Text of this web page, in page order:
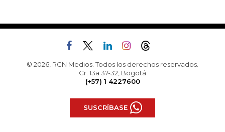
© 2026, RCN Medios. Todos los derechos reservados.
Cr. 13a 37-32, Bogotá
(+57) 1 4227600
SUSCRÍBASE